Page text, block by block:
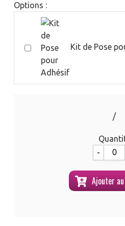
Options :
Kit de Pose
/
-
Ajouter